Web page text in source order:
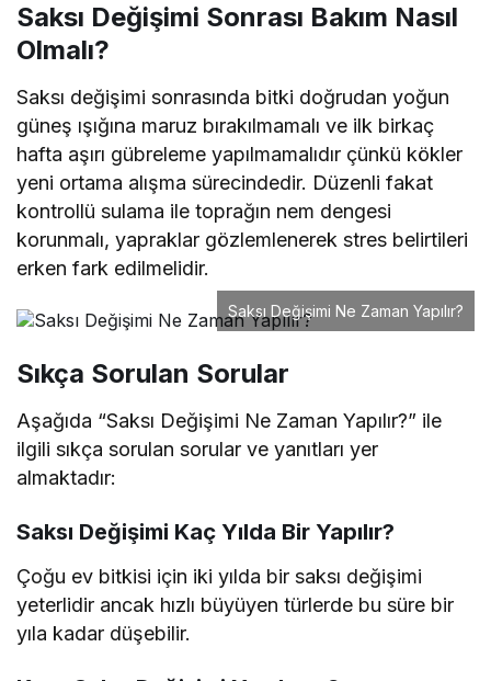
Saksı Değişimi Sonrası Bakım Nasıl
Olmalı?
Saksı değişimi sonrasında bitki doğrudan yoğun
güneş ışığına maruz bırakılmamalı ve ilk birkaç
hafta aşırı gübreleme yapılmamalıdır çünkü kökler
yeni ortama alışma sürecindedir. Düzenli fakat
kontrollü sulama ile toprağın nem dengesi
korunmalı, yapraklar gözlemlenerek stres belirtileri
erken fark edilmelidir.
Saksı Değişimi Ne Zaman Yapılır?
Sıkça Sorulan Sorular
Aşağıda “Saksı Değişimi Ne Zaman Yapılır?” ile
ilgili sıkça sorulan sorular ve yanıtları yer
almaktadır:
Saksı Değişimi Kaç Yılda Bir Yapılır?
Çoğu ev bitkisi için iki yılda bir saksı değişimi
yeterlidir ancak hızlı büyüyen türlerde bu süre bir
yıla kadar düşebilir.